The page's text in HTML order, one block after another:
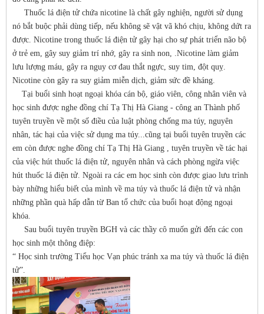
Thuốc lá điện tử chứa nicotine là chất gây nghiện, người sử dụng
nó bắt buộc phải dùng tiếp, nếu không sẽ vật vã khó chịu, không dứt ra
được. Nicotine trong thuốc lá điện tử gây hại cho sự phát triển não bộ
ở trẻ em, gây suy giảm trí nhớ, gây ra sinh non, .Nicotine làm giảm
lưu lượng máu, gây ra nguy cơ đau thắt ngực, suy tim, đột quỵ.
Nicotine còn gây ra suy giảm miễn dịch, giảm sức đề kháng.
Tại buổi sinh hoạt ngoại khóa cán bộ, giáo viên, công nhân viên và
học sinh được nghe đồng chí Tạ Thị Hà Giang - công an Thành phố
tuyên truyền về một số điều của luật phòng chống ma túy, nguyên
nhân, tác hại của việc sử dụng ma túy...cũng tại buổi tuyên truyền các
em còn được nghe đồng chí Tạ Thị Hà Giang , tuyên truyền về tác hại
của việc hút thuốc lá điện tử, nguyên nhân và cách phòng ngừa việc
hút thuốc lá điện tử. Ngoài ra các em học sinh còn được giao lưu trình
bày những hiểu biết của mình về ma túy và thuốc lá điện tử và nhận
những phần quà hấp dẫn từ Ban tổ chức của buổi hoạt động ngoại
khóa.
Sau buổi tuyên truyền BGH và các thầy cô muốn gửi đến các con
học sinh một thông điệp:
“ Học sinh trường Tiểu học Vạn phúc tránh xa ma túy và thuốc lá điện
tử”.